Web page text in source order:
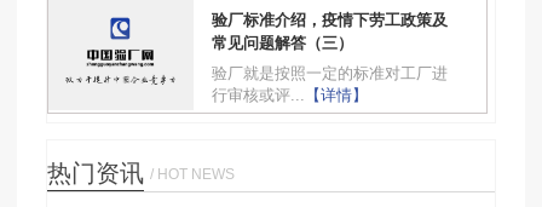
验厂标准介绍，疫情下劳工政策及
常见问题解答（三）
验厂就是按照一定的标准对工厂进
行审核或评... 【详情】
热门资讯 / HOT NEWS